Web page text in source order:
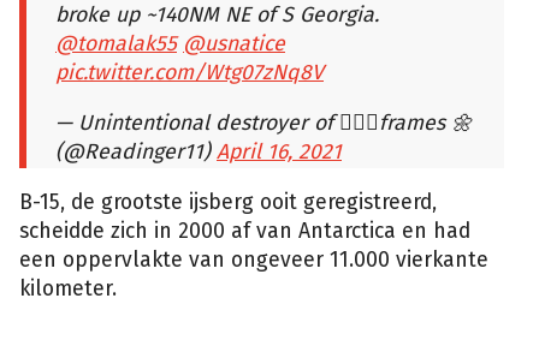
broke up ~140NM NE of S Georgia.
@tomalak55 @usnatice
pic.twitter.com/Wtg07zNq8V
— Unintentional destroyer of 🚴🏼‍♂️frames 🌼
(@Readinger11)April 16, 2021
B-15, de grootste ijsberg ooit geregistreerd,
scheidde zich in 2000 af van Antarctica en had
een oppervlakte van ongeveer 11.000 vierkante
kilometer.
satellietfoto
/
bron:
Defense
Meteorological
Satellite